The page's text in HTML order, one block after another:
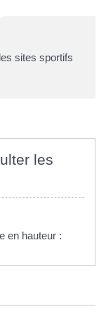
sites sportifs
les
en hauteur :